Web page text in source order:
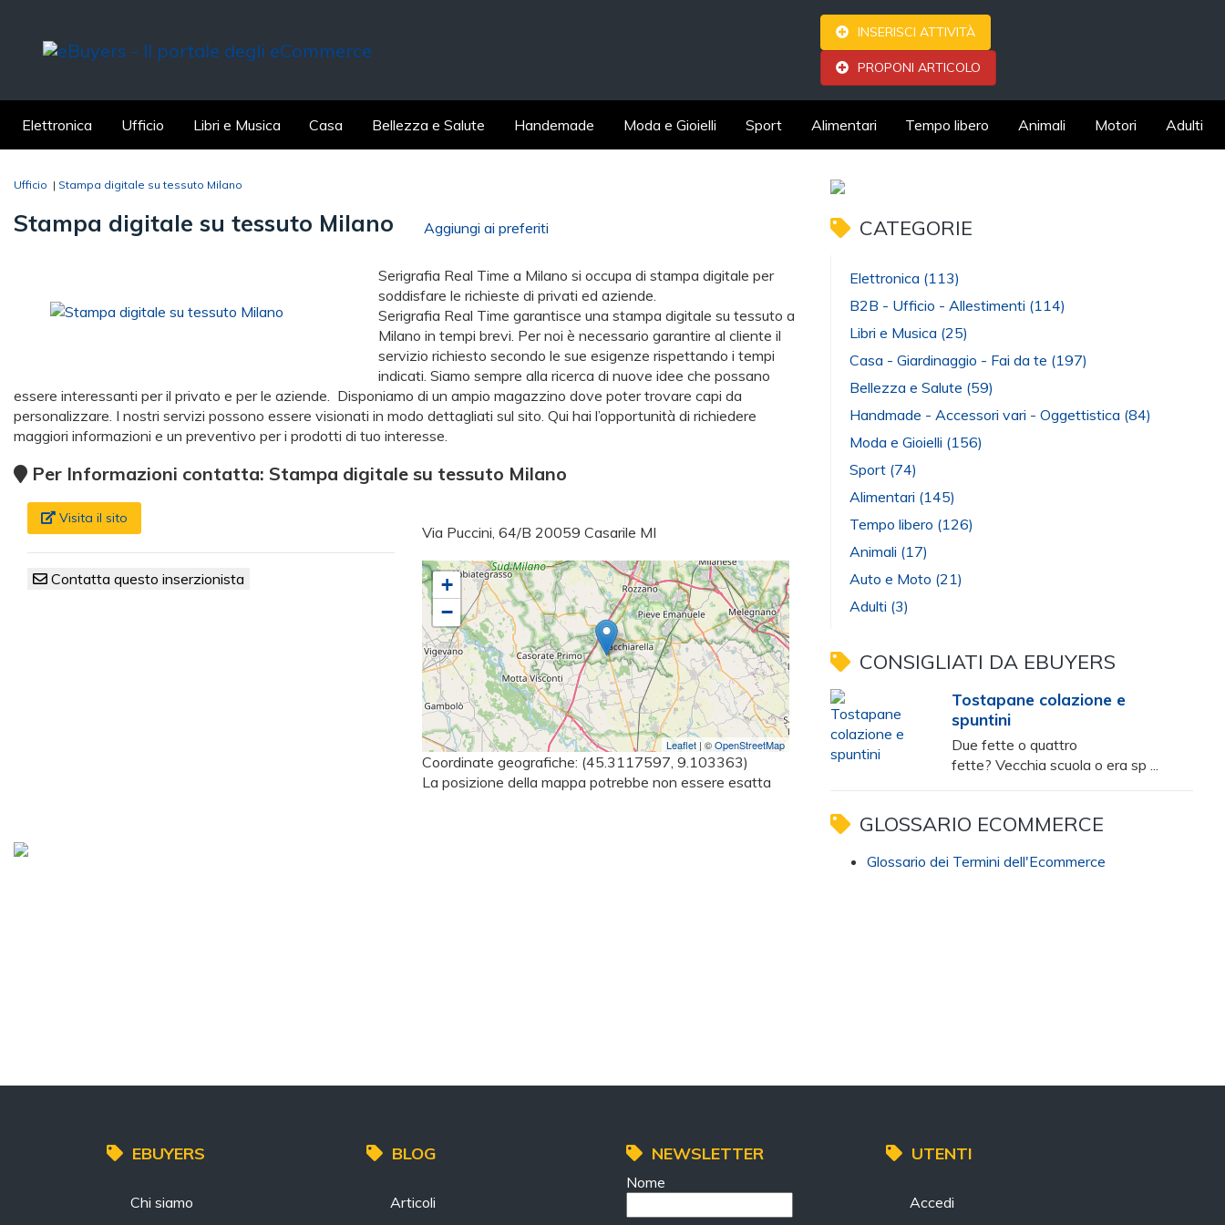
INSERISCI ATTIVITÀ
PROPONI ARTICOLO
Elettronica Ufficio Libri e Musica Casa Bellezza e Salute Handemade Moda e Gioielli Sport Alimentari Tempo libero Animali Motori Adulti
Ufficio | Stampa digitale su tessuto Milano
Stampa digitale su tessuto Milano Aggiungi ai preferiti
Serigrafia Real Time a Milano si occupa di stampa digitale per
soddisfare le richieste di privati ed aziende.
Serigrafia Real Time garantisce una stampa digitale su tessuto a
Milano in tempi brevi. Per noi è necessario garantire al cliente il
servizio richiesto secondo le sue esigenze rispettando i tempi
indicati. Siamo sempre alla ricerca di nuove idee che possano
essere interessanti per il privato e per le aziende. Disponiamo di un ampio magazzino dove poter trovare capi da
personalizzare. I nostri servizi possono essere visionati in modo dettagliati sul sito. Qui hai l’opportunità di richiedere
maggiori informazioni e un preventivo per i prodotti di tuo interesse.
Per Informazioni contatta: Stampa digitale su tessuto Milano
Visita il sito
Contatta questo inserzionista
Via Puccini, 64/B 20059 Casarile MI
+
−
Leaflet | ©OpenStreetMap
Coordinate geografiche: (45.3117597, 9.103363)
La posizione della mappa potrebbe non essere esatta
CATEGORIE
Elettronica (113)
B2B - Ufficio - Allestimenti (114)
Libri e Musica (25)
Casa - Giardinaggio - Fai da te (197)
Bellezza e Salute (59)
Handmade - Accessori vari - Oggettistica (84)
Moda e Gioielli (156)
Sport (74)
Alimentari (145)
Tempo libero (126)
Animali (17)
Auto e Moto (21)
Adulti (3)
CONSIGLIATI DA EBUYERS
Tostapane colazione e
spuntini
Due fette o quattro
fette? Vecchia scuola o era sp ...
GLOSSARIO ECOMMERCE
Glossario dei Termini dell'Ecommerce
EBUYERS
Chi siamo
BLOG
Articoli
NEWSLETTER
Nome
UTENTI
Accedi